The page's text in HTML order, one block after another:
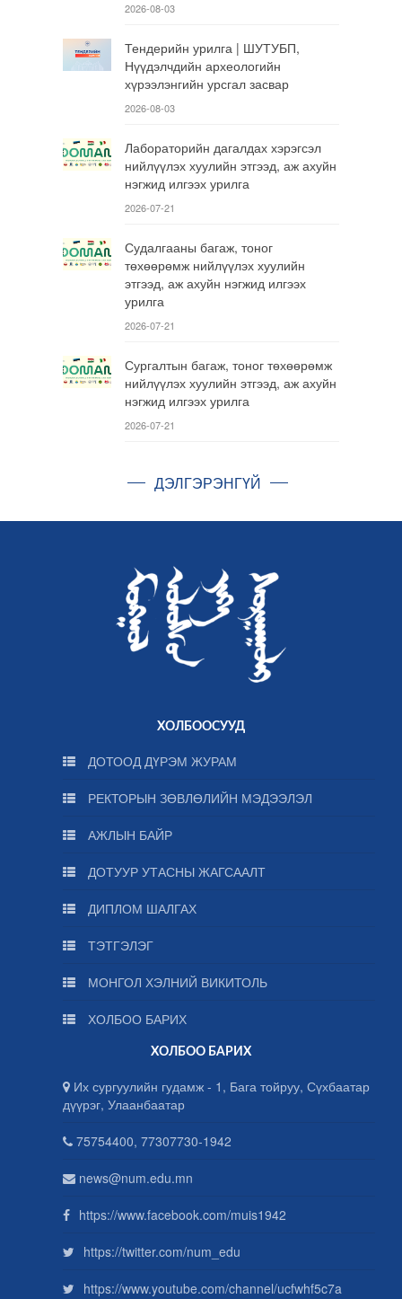
2026-08-03
Тендерийн урилга | ШУТУБП,
Нүүдэлчдийн археологийн
хүрээлэнгийн урсгал засвар
2026-08-03
Лабораторийн дагалдах хэрэгсэл
нийлүүлэх хуулийн этгээд, аж ахуйн
нэгжид илгээх урилга
2026-07-21
Судалгааны багаж, тоног
төхөөрөмж нийлүүлэх хуулийн
этгээд, аж ахуйн нэгжид илгээх
урилга
2026-07-21
Сургалтын багаж, тоног төхөөрөмж
нийлүүлэх хуулийн этгээд, аж ахуйн
нэгжид илгээх урилга
2026-07-21
ДЭЛГЭРЭНГҮЙ
ХОЛБООСУУД
ДОТООД ДҮРЭМ ЖУРАМ
РЕКТОРЫН ЗӨВЛӨЛИЙН МЭДЭЭЛЭЛ
АЖЛЫН БАЙР
ДОТУУР УТАСНЫ ЖАГСААЛТ
ДИПЛОМ ШАЛГАХ
ТЭТГЭЛЭГ
МОНГОЛ ХЭЛНИЙ ВИКИТОЛЬ
ХОЛБОО БАРИХ
ХОЛБОО БАРИХ
Их сургуулийн гудамж - 1, Бага тойруу, Сүхбаатар
дүүрэг, Улаанбаатар
75754400, 77307730-1942
news@num.edu.mn
https://www.facebook.com/muis1942
https://twitter.com/num_edu
https://www.youtube.com/channel/ucfwhf5c7a